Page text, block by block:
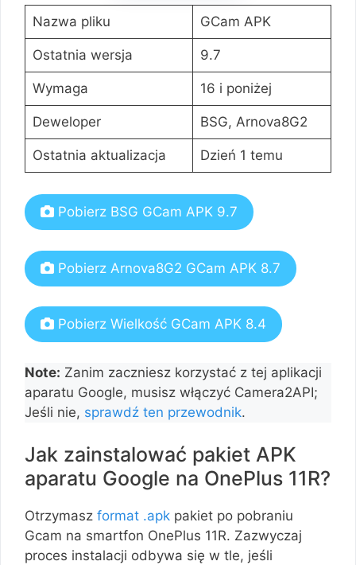
Nazwa pliku GCam APK
Ostatnia wersja 9.7
Wymaga 16 i poniżej
Deweloper BSG, Arnova8G2
Ostatnia aktualizacja Dzień 1 temu
Pobierz BSG GCam APK 9.7
Pobierz Arnova8G2 GCam APK 8.7
Pobierz Wielkość GCam APK 8.4
Note: Zanim zaczniesz korzystać z tej aplikacji
aparatu Google, musisz włączyć Camera2API;
Jeśli nie, sprawdź ten przewodnik.
Jak zainstalować pakiet APK
aparatu Google na OnePlus 11R?
Otrzymasz format .apk pakiet po pobraniu
Gcam na smartfon OnePlus 11R. Zazwyczaj
proces instalacji odbywa się w tle, jeśli